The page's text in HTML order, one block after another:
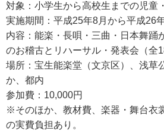
対象：小学生から高校生までの児童
実施期間：平成25年8月から平成26
内容：能楽・長唄・三曲・日本舞踊
のお稽古とリハーサル・発表会（全
場所：宝生能楽堂（文京区）、浅草
か、都内
参加費：10,000円
※そのほか、教材費、楽器・舞台衣
の実費負担あり。